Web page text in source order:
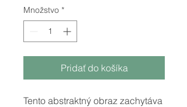
Množstvo *
Pridať do košíka
Tento abstraktný obraz zachytáva